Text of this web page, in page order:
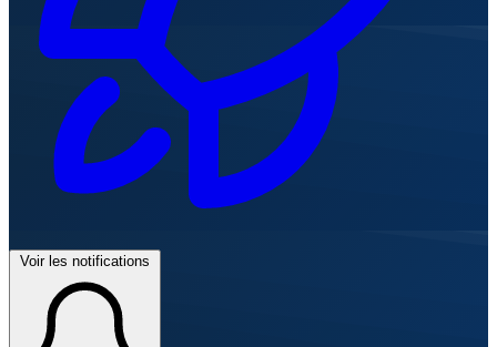
Voir les notifications